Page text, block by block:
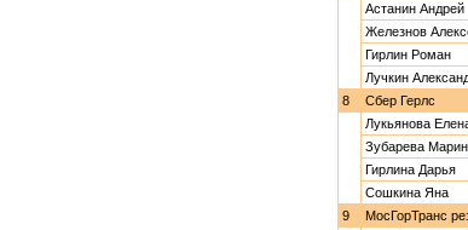
Астанин Андрей
Железнов
Гирлин Роман
Лучкин
8
Сбер Герлс
Лукьянова
Зубарева
Гирлина Дарья
Сошкина Яна
9
МосГорТранс